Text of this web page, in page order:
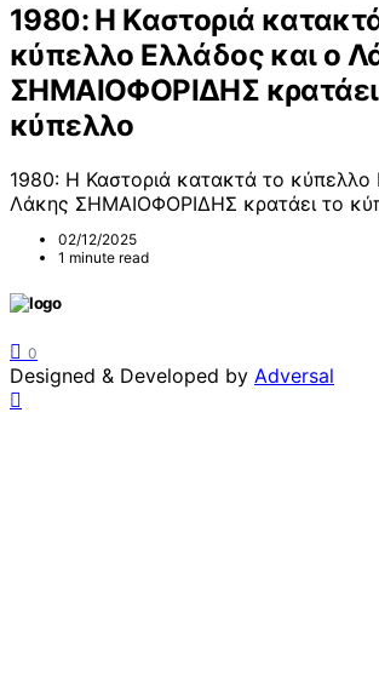
1980: Η Καστοριά
κύπελλο Ελλάδος και ο
ΣΗΜΑΙΟΦΟΡΙΔΗΣ
κύπελλο
1980: Η Καστοριά κατακτά το κύπελλο
Λάκης ΣΗΜΑΙΟΦΟΡΙΔΗΣ κρατάει το
02/12/2025
1 minute read
0
Designed & Developed by Adversal